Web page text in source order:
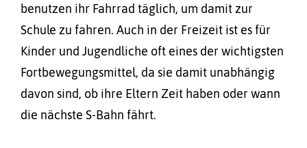
benutzen ihr Fahrrad täglich, um damit zur
Schule zu fahren. Auch in der Freizeit ist es für
Kinder und Jugendliche oft eines der wichtigsten
Fortbewegungsmittel, da sie damit unabhängig
davon sind, ob ihre Eltern Zeit haben oder wann
die nächste S-Bahn fährt.